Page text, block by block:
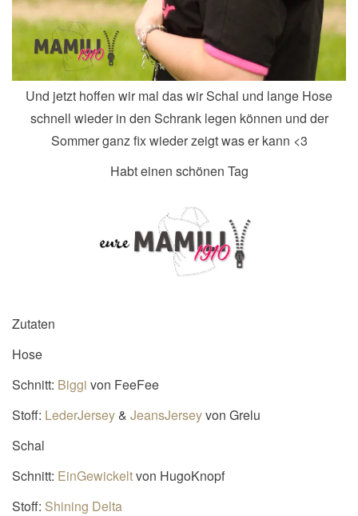
Und jetzt hoffen wir mal das wir Schal und lange Hose
schnell wieder in den Schrank legen können und der
Sommer ganz fix wieder zeigt was er kann <3
Habt einen schönen Tag
Zutaten
Hose
Schnitt: Biggi von FeeFee
Stoff: LederJersey& JeansJerseyvon Grelu
Schal
Schnitt: EinGewickeltvon HugoKnopf
Stoff: Shining Delta